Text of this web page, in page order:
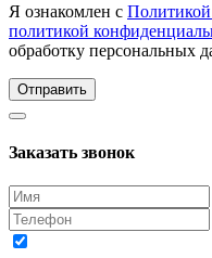
Я ознакомлен с
политикой
обработку персональных
Отправить
Заказать звонок